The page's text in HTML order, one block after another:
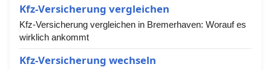
Kfz-Versicherung vergleichen
Kfz-Versicherung vergleichen in Bremerhaven: Worauf es
wirklich ankommt
Kfz-Versicherung wechseln